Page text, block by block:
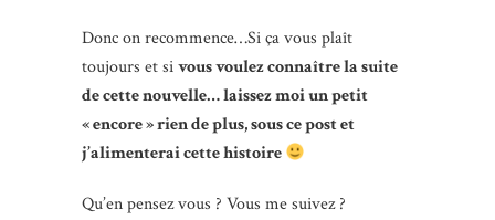
Donc on recommence…Si ça vous plaît
toujours et sivous voulez connaître la suite
de cette nouvelle…laissez moi un petit
« encore »rien de plus,sous ce post et
j’alimenterai cette histoire
Qu’en pensez vous ? Vous me suivez ?